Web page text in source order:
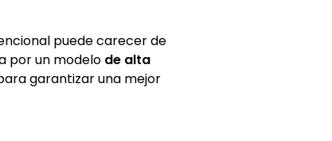
puede carecer de
por un modelo de alta
garantizar una mejor